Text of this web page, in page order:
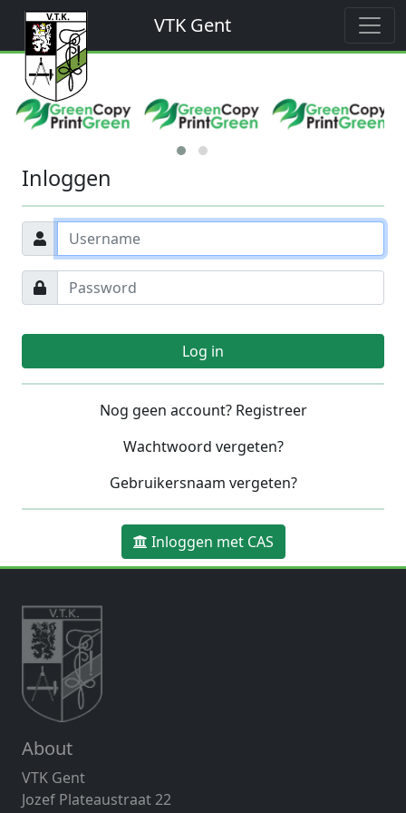
VTK Gent
Inloggen
Log in
Nog geen account? Registreer
Wachtwoord vergeten?
Gebruikersnaam vergeten?
Inloggen met CAS
About
VTK Gent
Jozef Plateaustraat 22